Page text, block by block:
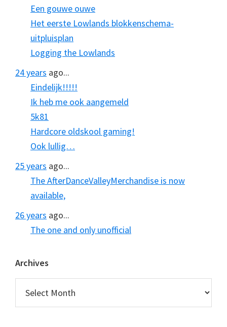
Een gouwe ouwe
Het eerste Lowlands blokkenschema-
uitpluisplan
Logging the Lowlands
24 years ago...
Eindelijk!!!!!
Ik heb me ook aangemeld
5k81
Hardcore oldskool gaming!
Ook lullig…
25 years ago...
The AfterDanceValleyMerchandise is now
available,
26 years ago...
The one and only unofficial
Archives